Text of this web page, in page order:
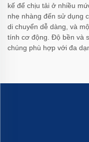
kế để chịu tải ở nhiều
nhẹ nhàng đến sử dụng
di chuyển dễ dàng, và
tính cơ động. Độ bền và
chúng phù hợp với đa